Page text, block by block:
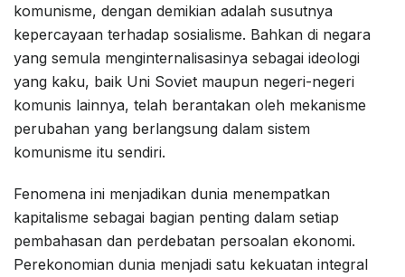
komunisme, dengan demikian adalah susutnya
kepercayaan terhadap sosialisme. Bahkan di negara
yang semula menginternalisasinya sebagai ideologi
yang kaku, baik Uni Soviet maupun negeri-negeri
komunis lainnya, telah berantakan oleh mekanisme
perubahan yang berlangsung dalam sistem
komunisme itu sendiri.
Fenomena ini menjadikan dunia menempatkan
kapitalisme sebagai bagian penting dalam setiap
pembahasan dan perdebatan persoalan ekonomi.
Perekonomian dunia menjadi satu kekuatan integral